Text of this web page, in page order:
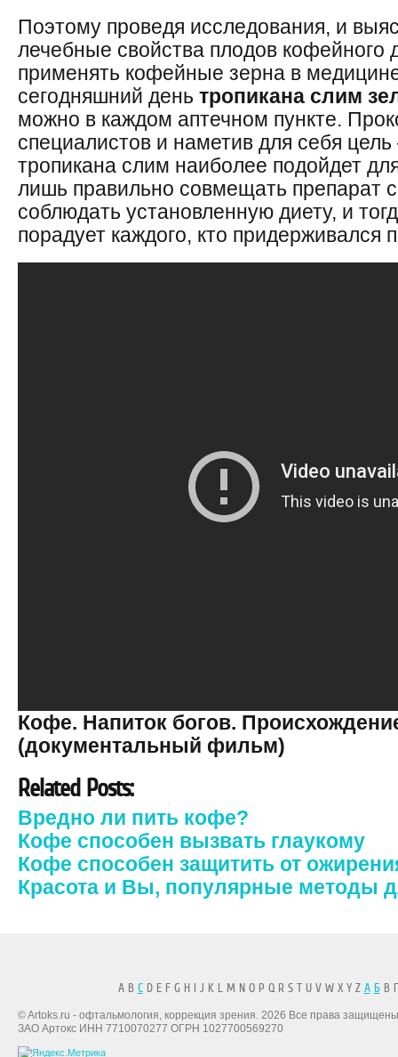
Поэтому проведя исследования, и
лечебные свойства плодов кофейного
применять кофейные зерна в
сегодняшний день тропикана слим
можно в каждом аптечном пункте.
специалистов и наметив для себя
тропикана слим наиболее подойдет
лишь правильно совмещать препарат
соблюдать установленную диету, и
порадует каждого, кто придерживался
Кофе. Напиток богов.
(документальный фильм)
Related Posts:
Вредно ли пить кофе?
Кофе способен вызвать глаукому
Кофе способен защитить от
Красота и Вы, популярные методы
A B CD E F G H I J K L M N O P Q R S T U V W X Y Z А БВ
© Artoks.ru - офтальмология, коррекция зрения. 2026 Все права
ЗАО Артокс ИНН 7710070277 ОГРН 1027700569270